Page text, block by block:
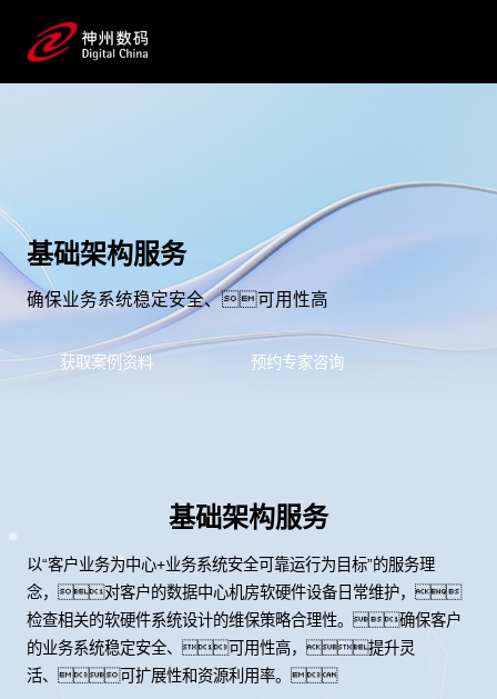
基础架构服务
确保业务系统稳定安全、可用性高
获取案例资料 预约专家咨询
基础架构服务
以“客户业务为中心+业务系统安全可靠运行为目标”的服务理
念，对客户的数据中心机房软硬件设备日常维护，
检查相关的软硬件系统设计的维保策略合理性。确保客户
的业务系统稳定安全、可用性高，提升灵
活、可扩展性和资源利用率。